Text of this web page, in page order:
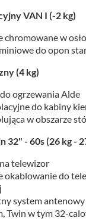
VAN I (-2 kg)
chromowane w
do opon
(4 kg)
ogrzewania Alde
do kabiny
w obszarze
32" - 60s (26 kg -
telewizor
okablowanie do
system
Twin w tym 32-